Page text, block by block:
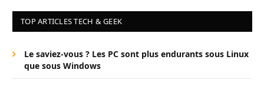
TOP ARTICLES TECH & GEEK
Le saviez-vous ? Les PC sont plus endurants sous Linux
que sous Windows